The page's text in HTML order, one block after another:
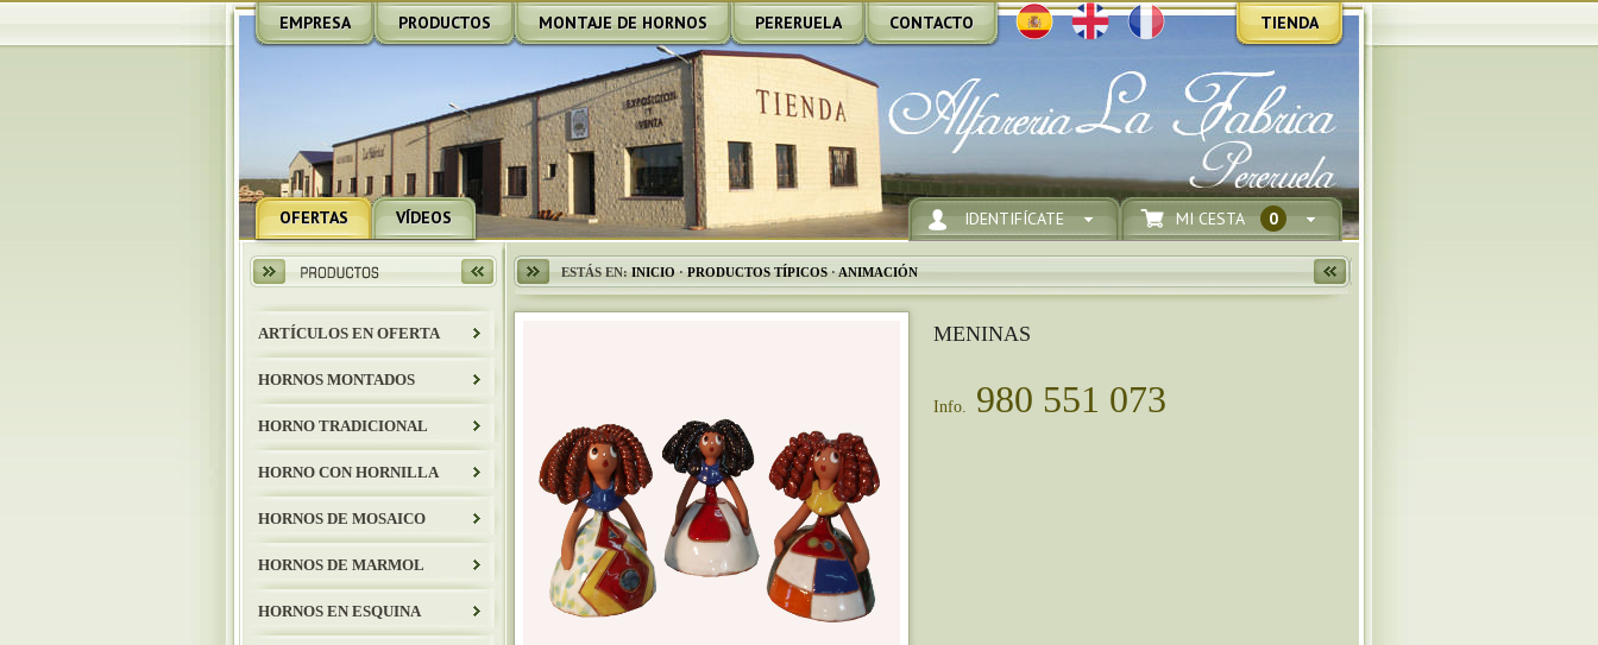
EMPRESA PRODUCTOS MONTAJE DE HORNOS PERERUELA CONTACTO TIENDA
OFERTAS VÍDEOS MI CESTA 0
IDENTIFÍCATE
ARTÍCULOS EN OFERTA
HORNOS MONTADOS
HORNO TRADICIONAL
HORNO CON HORNILLA
HORNOS DE MOSAICO
HORNOS DE MARMOL
HORNOS EN ESQUINA
ESTÁS EN:INICIO·PRODUCTOS TÍPICOS·ANIMACIÓN
MENINAS
Info. 980 551 073